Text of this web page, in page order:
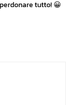
tutto! 😀